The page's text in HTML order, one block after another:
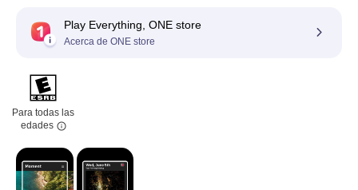
Play Everything, ONE store
Acerca de ONE store
Para todas las
edades